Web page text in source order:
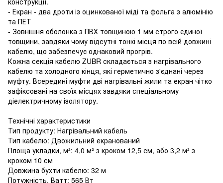
- Екран - два дроти із оцинкованої міді та фольга з алюмінію
та ПЕТ
- Зовнішня оболонка з ПВХ товщиною 1 мм строго єдиної
товщини, завдяки чому відсутні тонкі місця по всій довжині
кабелю, що забезпечує однаковий прогрів.
Кожна секція кабелю ZUBR складається з нагрівального
кабелю та холодного кінця, які герметично з'єднані через
муфту. Всередині муфти дві нагрівальні жили та екран чітко
зафіксовані на своїх місцях завдяки спеціальному
діелектричному ізолятору.
Технічні характеристики
Тип продукту: Нагрівальний кабель
Тип кабелю: Двожильний екранований
Площа укладки, м²: 4,0 м² з кроком 12,5 см, або 3,2 м² з
кроком 10 см
Довжина бухти кабелю: 32 м
Потужність, Ватт: 565 Вт